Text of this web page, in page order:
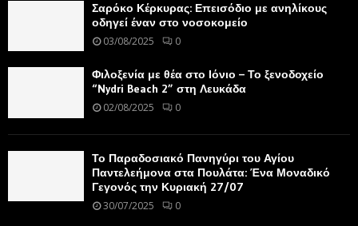
Σαρόκο Κέρκυρας: Επεισόδιο με ανηλίκους
οδηγεί έναν στο νοσοκομείο
03/08/2025 0
Φιλοξενία με θέα στο Ιόνιο – Το ξενοδοχείο
“Nydri Beach 2” στη Λευκάδα
02/08/2025 0
Το Παραδοσιακό Πανηγύρι του Αγίου
Παντελεήμονα στα Πουλάτα: Ένα Μοναδικό
Γεγονός την Κυριακή 27/07
30/07/2025 0